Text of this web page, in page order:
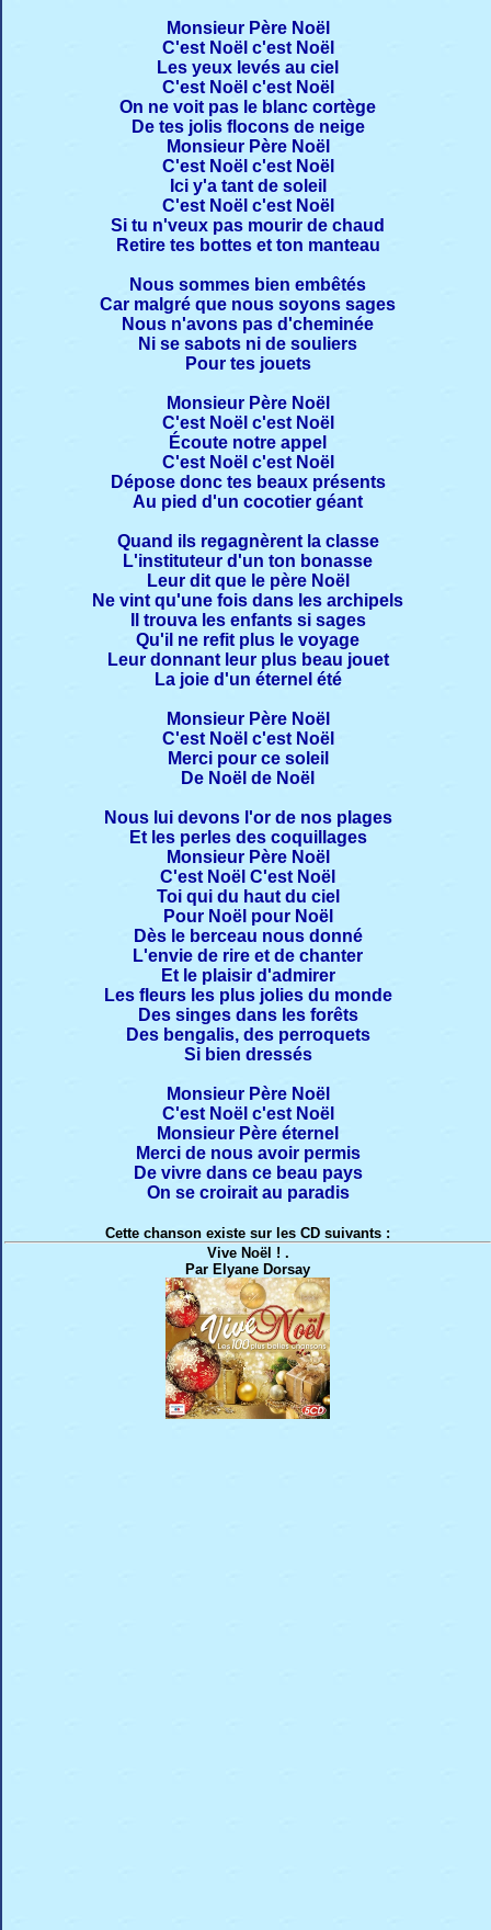
Monsieur Père Noël
C'est Noël c'est Noël
Les yeux levés au ciel
C'est Noël c'est Noël
On ne voit pas le blanc cortège
De tes jolis flocons de neige
Monsieur Père Noël
C'est Noël c'est Noël
Ici y'a tant de soleil
C'est Noël c'est Noël
Si tu n'veux pas mourir de chaud
Retire tes bottes et ton manteau
Nous sommes bien embêtés
Car malgré que nous soyons sages
Nous n'avons pas d'cheminée
Ni se sabots ni de souliers
Pour tes jouets
Monsieur Père Noël
C'est Noël c'est Noël
Écoute notre appel
C'est Noël c'est Noël
Dépose donc tes beaux présents
Au pied d'un cocotier géant
Quand ils regagnèrent la classe
L'instituteur d'un ton bonasse
Leur dit que le père Noël
Ne vint qu'une fois dans les archipels
Il trouva les enfants si sages
Qu'il ne refit plus le voyage
Leur donnant leur plus beau jouet
La joie d'un éternel été
Monsieur Père Noël
C'est Noël c'est Noël
Merci pour ce soleil
De Noël de Noël
Nous lui devons l'or de nos plages
Et les perles des coquillages
Monsieur Père Noël
C'est Noël C'est Noël
Toi qui du haut du ciel
Pour Noël pour Noël
Dès le berceau nous donné
L'envie de rire et de chanter
Et le plaisir d'admirer
Les fleurs les plus jolies du monde
Des singes dans les forêts
Des bengalis, des perroquets
Si bien dressés
Monsieur Père Noël
C'est Noël c'est Noël
Monsieur Père éternel
Merci de nous avoir permis
De vivre dans ce beau pays
On se croirait au paradis
Cette chanson existe sur les CD suivants :
Vive Noël ! .
Par Elyane Dorsay